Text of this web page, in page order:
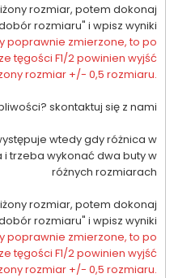
rozmiar, potem dokonaj
rozmiaru" i wpisz wyniki
poprawnie zmierzone, to po
tęgości F1/2 powinien wyjść
rozmiar +/- 0,5 rozmiaru.
skontaktuj się z nami
wtedy gdy różnica w
i trzeba wykonać dwa buty w
różnych rozmiarach
rozmiar, potem dokonaj
rozmiaru" i wpisz wyniki
poprawnie zmierzone, to po
tęgości F1/2 powinien wyjść
rozmiar +/- 0,5 rozmiaru.